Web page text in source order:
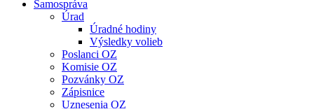
Samospráva
Úrad
Úradné hodiny
Výsledky volieb
Poslanci OZ
Komisie OZ
Pozvánky OZ
Zápisnice
Uznesenia OZ